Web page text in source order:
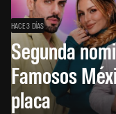
HACE 3 DÍAS
Segunda
Famosos
placa